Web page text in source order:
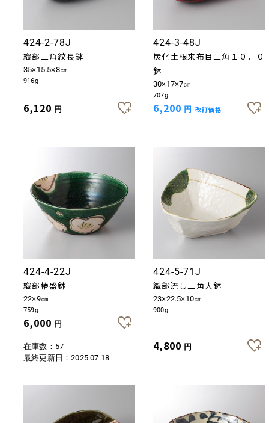
424-2-78J
織部三角紋長鉢
35×15.5×8㎝
916g
6,120 円
424-3-48J
炭化土根来布目三角１０．０
鉢
30×17×7㎝
707g
6,200 円 改訂価格
424-4-22J
織部椿盛鉢
22×9㎝
759g
6,000 円
在庫数：57
最終更新日：2025.07.18
424-5-71J
織部流し三角大鉢
23×22.5×10㎝
900g
4,800 円
お買い物を続ける カートへ進む